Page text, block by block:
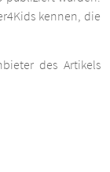
kennen, die
des Artikels